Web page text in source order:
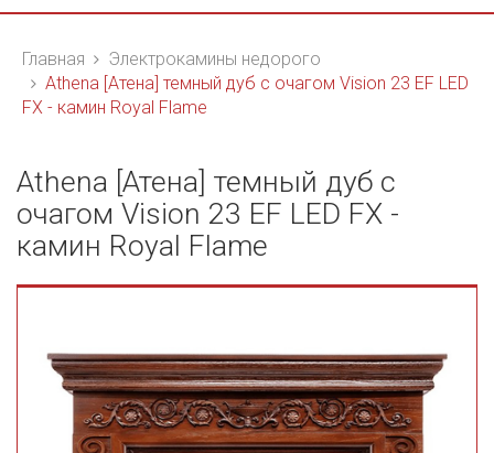
Главная
Электрокамины недорого
Athena [Атена] темный дуб с очагом Vision 23 EF LED
FX - камин Royal Flame
Athena [Атена] темный дуб с
очагом Vision 23 EF LED FX -
камин Royal Flame